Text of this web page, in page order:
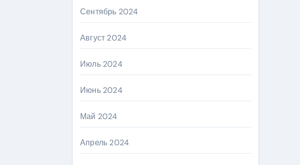
Сентябрь 2024
Август 2024
Июль 2024
Июнь 2024
Май 2024
Апрель 2024